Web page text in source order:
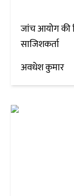
जांच आयोग की
साजिशकर्ता
अवधेश कुमार